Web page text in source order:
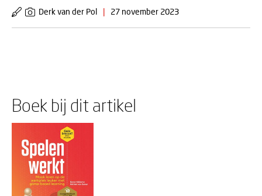
Derk van der Pol | 27 november 2023
Boek bij dit artikel